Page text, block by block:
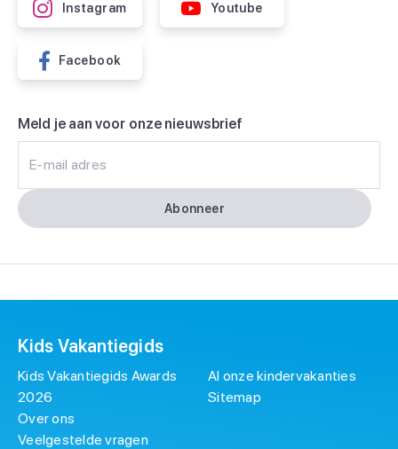
Instagram Youtube
Facebook
Meld je aan voor onze nieuwsbrief
E-mail adres
Abonneer
Kids Vakantiegids
Kids Vakantiegids Awards
2026
Over ons
Veelgestelde vragen
Al onze kindervakanties
Sitemap